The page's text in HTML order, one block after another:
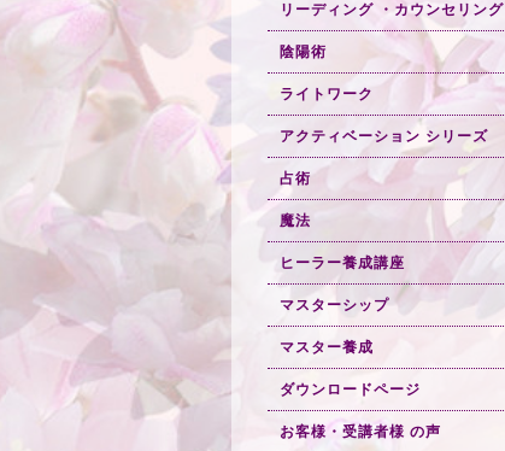
リーディング ・カウンセリング
陰陽術
ライトワーク
アクティベーション シリーズ
占術
魔法
ヒーラー養成講座
マスターシップ
マスター養成
ダウンロードページ
お客様・受講者様 の声